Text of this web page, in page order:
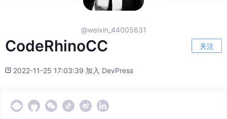
@weixin_44005631
CodeRhinoCC 关注
2022-11-25 17:03:39 加入 DevPress